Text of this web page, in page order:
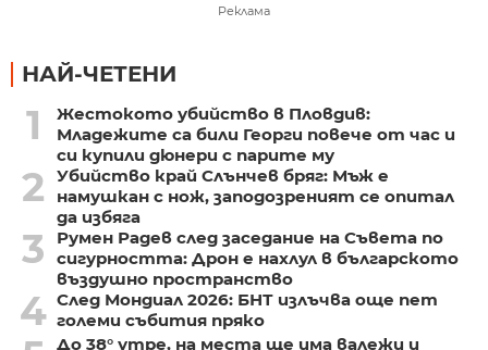
Реклама
НАЙ-ЧЕТЕНИ
1
Жестокото убийство в Пловдив:
Младежите са били Георги повече от час и
си купили дюнери с парите му
2
Убийство край Слънчев бряг: Мъж е
намушкан с нож, заподозреният се опитал
да избяга
3
Румен Радев след заседание на Съвета по
сигурността: Дрон е нахлул в българското
въздушно пространство
4 След Мондиал 2026: БНТ излъчва още пет
големи събития пряко
До 38° утре, на места ще има валежи и